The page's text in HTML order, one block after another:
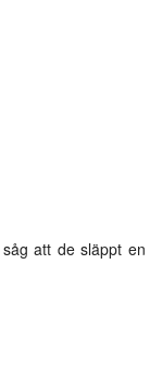
att de släppt en